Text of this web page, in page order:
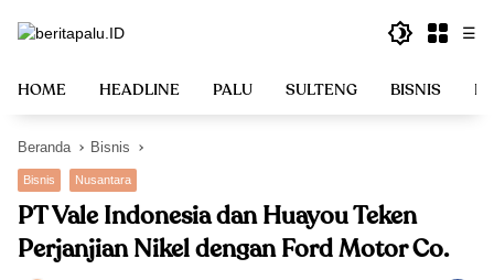
☰
HOME HEADLINE PALU SULTENG BISNIS
Beranda Bisnis
Bisnis Nusantara
PT Vale Indonesia dan Huayou Teken
Perjanjian Nikel dengan Ford Motor Co.